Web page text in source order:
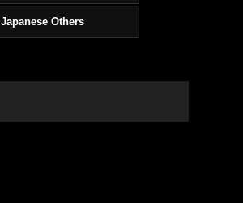
Japanese Others